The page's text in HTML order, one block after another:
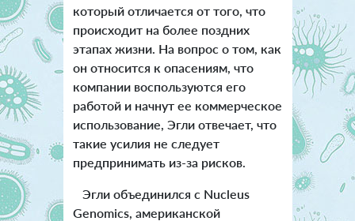
который отличается от того, что
происходит на более поздних
этапах жизни. На вопрос о том, как
он относится к опасениям, что
компании воспользуются его
работой и начнут ее коммерческое
использование, Эгли отвечает, что
такие усилия не следует
предпринимать из-за рисков.
Эгли объединился с Nucleus
Genomics, американской